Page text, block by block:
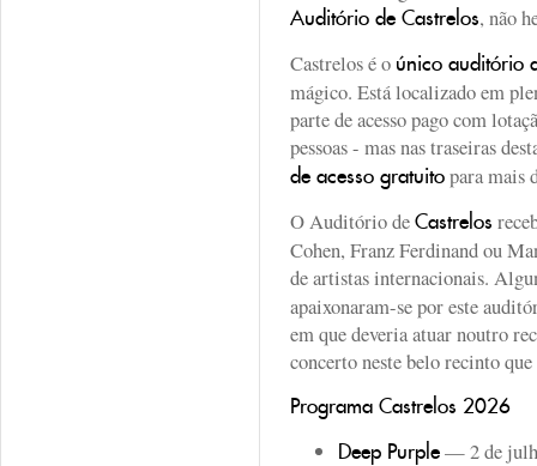
Auditório de Castrelos, não
Castrelos é o único auditório
mágico. Está localizado em
parte de acesso pago com
pessoas - mas nas traseiras
de acesso gratuitopara mais
O Auditório deCastrelos
Cohen, Franz Ferdinand ou
de artistas internacionais.
apaixonaram-se por este
em que deveria atuar noutro
concerto neste belo recinto
Programa Castrelos 2026
Deep Purple— 2 de